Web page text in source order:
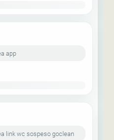
app
link wc sospeso goclean